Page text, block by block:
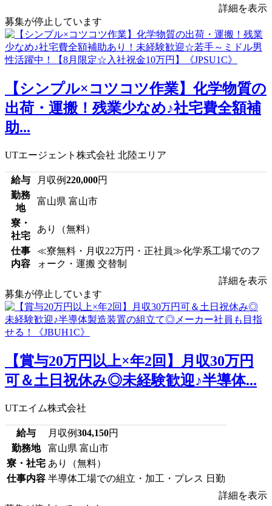
詳細を表示
募集が停止しています
【シンプル×コツコツ作業】化学物質の
出荷・運搬！残業少なめ♪社宅費全額補
助...
UTエージェント株式会社 北陸エリア
給与 月収例220,000円
勤務
地
富山県 富山市
寮・
社宅
あり（無料）
仕事
内容
≪寮無料・月収22万円・正社員≫化学系工場でのフ
ォーク・運搬 交替制
詳細を表示
募集が停止しています
【賞与20万円以上×年2回】月収30万円
可＆土日祝休み◎未経験歓迎♪半導体...
UTエイム株式会社
給与 月収例304,150円
勤務地
富山県 富山市
寮・社宅 あり（無料）
仕事内容 半導体工場での組立・加工・プレス 日勤
詳細を表示